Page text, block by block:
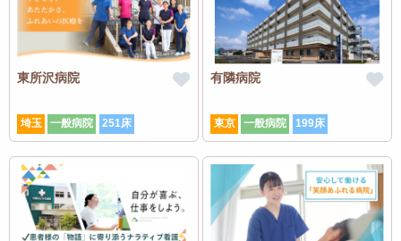
東所沢病院
埼玉 一般病院 251床
有隣病院
東京 一般病院 199床